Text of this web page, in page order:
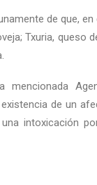
de que,
Txuria, queso
de un
intoxicación